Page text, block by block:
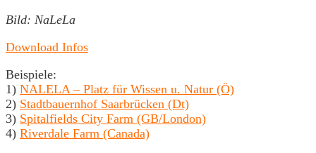
Bild: NaLeLa
Download Infos
Beispiele:
1) NALELA – Platz für Wissen u. Natur (Ö)
2) Stadtbauernhof Saarbrücken (Dt)
3) Spitalfields City Farm (GB/London)
4) Riverdale Farm (Canada)